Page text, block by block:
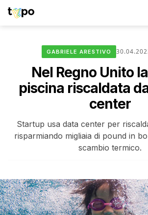
GABRIELE ARESTIVO
Nel Regno Unito
piscina riscaldata
center
Startup usa data center per
risparmiando migliaia di pound in
scambio termico.